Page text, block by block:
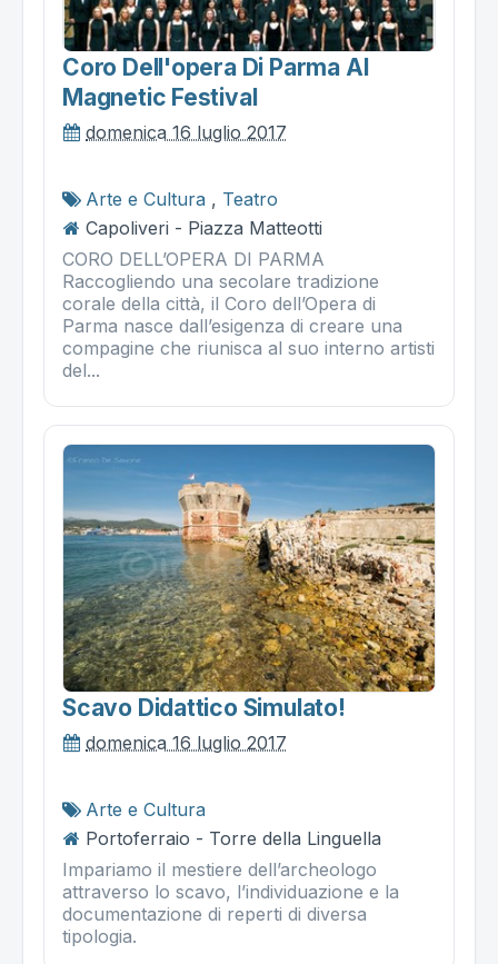
Coro Dell'opera Di Parma Al
Magnetic Festival
domenica 16 luglio 2017
Arte e Cultura , Teatro
Capoliveri - Piazza Matteotti
CORO DELL’OPERA DI PARMA
Raccogliendo una secolare tradizione
corale della città, il Coro dell’Opera di
Parma nasce dall’esigenza di creare una
compagine che riunisca al suo interno artisti
del...
Scavo Didattico Simulato!
domenica 16 luglio 2017
Arte e Cultura
Portoferraio - Torre della Linguella
Impariamo il mestiere dell’archeologo
attraverso lo scavo, l’individuazione e la
documentazione di reperti di diversa
tipologia.